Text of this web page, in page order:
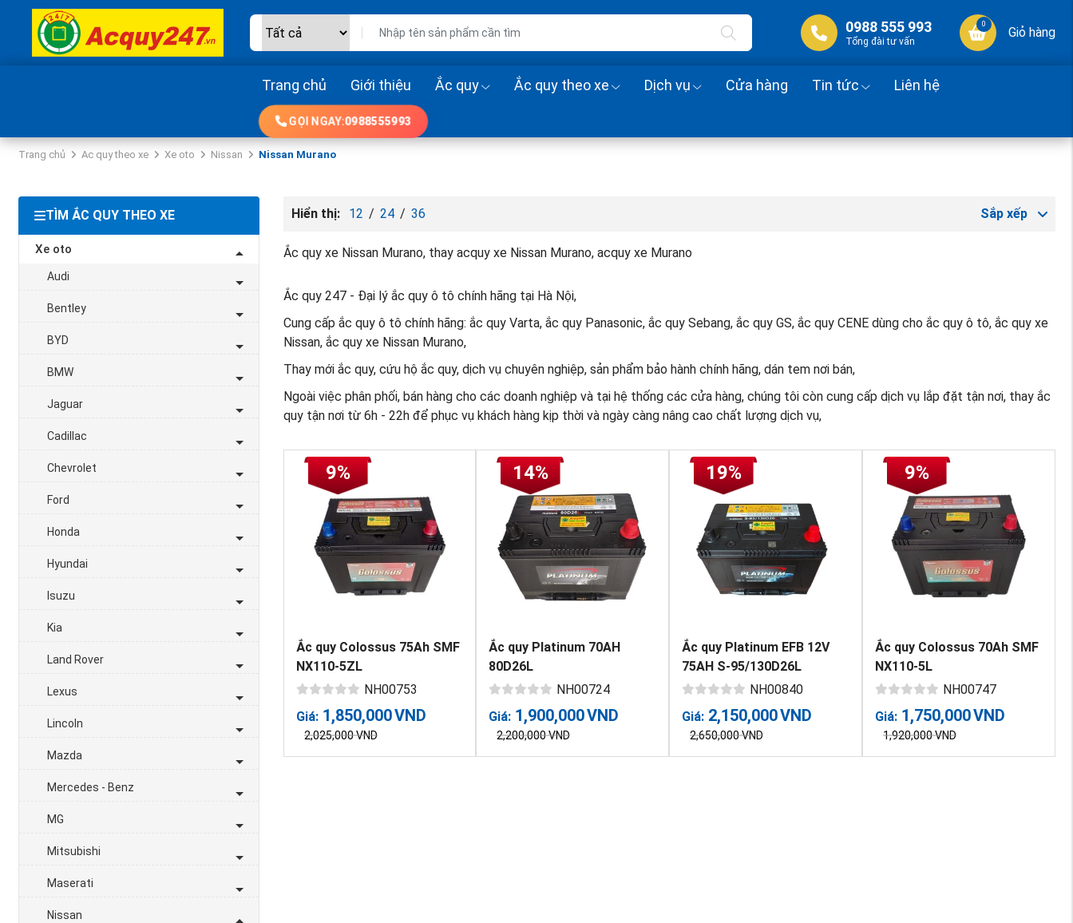
0988 555 993
Tổng đài tư vấn
0
Giỏ hàng
Trang chủ Giới thiệu Ắc quy Ắc quy theo xe Dịch vụ Cửa hàng Tin tức Liên hệ
GỌI NGAY:0988555993
Trang chủ Ac quy theo xe Xe oto Nissan Nissan Murano
TÌM ẮC QUY THEO XE
Xe oto
Audi
Bentley
BYD
BMW
Jaguar
Cadillac
Chevrolet
Ford
Honda
Hyundai
Isuzu
Kia
Land Rover
Lexus
Lincoln
Mazda
Mercedes - Benz
MG
Mitsubishi
Maserati
Nissan
Hiển thị: 12 / 24 / 36 Sắp xếp
Ắc quy xe Nissan Murano, thay acquy xe Nissan Murano, acquy xe Murano
Ắc quy 247 - Đại lý ắc quy ô tô chính hãng tại Hà Nội,
Cung cấp ắc quy ô tô chính hãng: ắc quy Varta, ắc quy Panasonic, ắc quy Sebang, ắc quy GS, ắc quy CENE dùng cho ắc quy ô tô, ắc quy xe
Nissan, ắc quy xe Nissan Murano,
Thay mới ắc quy, cứu hộ ắc quy, dịch vụ chuyên nghiệp, sản phẩm bảo hành chính hãng, dán tem nơi bán,
Ngoài việc phân phối, bán hàng cho các doanh nghiệp và tại hệ thống các cửa hàng, chúng tôi còn cung cấp dịch vụ lắp đặt tận nơi, thay ắc
quy tận nơi từ 6h - 22h để phục vụ khách hàng kịp thời và ngày càng nâng cao chất lượng dịch vụ,
9%
Ắc quy Colossus 75Ah SMF
NX110-5ZL
NH00753
Giá: 1,850,000VND
2,025,000VND
14%
Ắc quy Platinum 70AH
80D26L
NH00724
Giá: 1,900,000VND
2,200,000VND
19%
Ắc quy Platinum EFB 12V
75AH S-95/130D26L
NH00840
Giá: 2,150,000VND
2,650,000VND
9%
Ắc quy Colossus 70Ah SMF
NX110-5L
NH00747
Giá: 1,750,000VND
1,920,000VND